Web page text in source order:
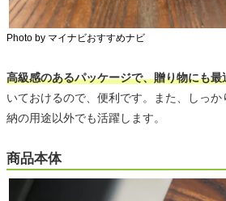
Photo by マイナビおすすめナビ
高級感のあるパッケージで、贈り物にも最
いておけるので、便利です。また、しっ
納の用途以外でも活躍します。
商品本体